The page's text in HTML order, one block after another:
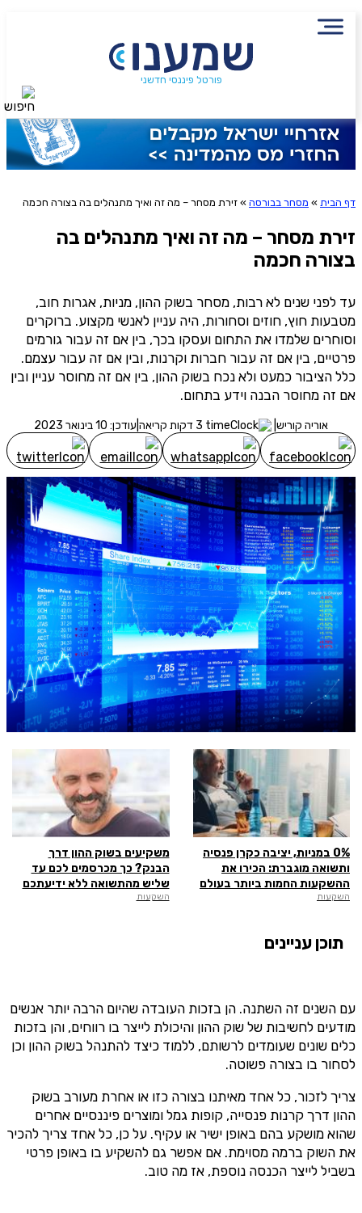
פורטל פיננסי חדשני
דף הבית » מסחר בבורסה » זירת מסחר – מה זה ואיך מתנהלים בה בצורה חכמה
זירת מסחר – מה זה ואיך מתנהלים בה
בצורה חכמה
עד לפני שנים לא רבות, מסחר בשוק ההון, מניות, אגרות חוב,
מטבעות חוץ, חוזים וסחורות, היה עניין לאנשי מקצוע. ברוקרים
וסוחרים שלמדו את התחום ועסקו בכך, בין אם זה עבור גורמים
פרטיים, בין אם זה עבור חברות וקרנות, ובין אם זה עבור עצמם.
כלל הציבור כמעט ולא נכח בשוק ההון, בין אם זה מחוסר עניין ובין
אם זה מחוסר הבנה וידע בתחום.
אוריה קוריש עודכן: 10 בינואר 2023
0% במניות, יציבה כקרן פנסיה
ותשואה מוגברת: הכירו את
ההשקעות החמות ביותר בעולם
השקעות
משקיעים בשוק ההון דרך
הבנק? כך מכרסמים לכם עד
שליש מהתשואה ללא ידיעתכם
השקעות
תוכן עניינים
עם השנים זה השתנה. הן בזכות העובדה שהיום הרבה יותר אנשים
מודעים לחשיבות של שוק ההון והיכולת לייצר בו רווחים, והן בזכות
כלים שונים שעומדים לרשותם, ללמוד כיצד להתנהל בשוק ההון וכן
לסחור בו בצורה פשוטה.
צריך לזכור, כל אחד מאיתנו בצורה כזו או אחרת מעורב בשוק
ההון דרך קרנות פנסייה, קופות גמל ומוצרים פיננסיים אחרים
שהוא מושקע בהם באופן ישיר או עקיף. על כן, כל אחד צריך להכיר
את השוק ברמה מסוימת. אם אפשר גם להשקיע בו באופן פרטי
בשביל לייצר הכנסה נוספת, אז מה טוב.
הירשמו לניוזלטר שמענו ותיהנו
אני מסכימ/ה לקבלת תוכן, דברי פרסומת או עדכונים
מהחברה או מצדדים שלישיים הדוא"ל, מסרונים או טלפון
באיזה בתי השקעות? [בחר עד 4 אופציות]
אלטשולר שחם מור בית השקעות
כלל
פרטיי ישמש לקבלת פניות, הצעות שיווקיות מאיתנו או מצדדים שלישיים, לרבות
בנוגע לתוכניות ביטוח או מוצרים פנסיוניים
מסכימ/ה לקבלת תוכן, דברי פרסומת או עדכונים מהחברה באמצעות
שליחה
חיפוש